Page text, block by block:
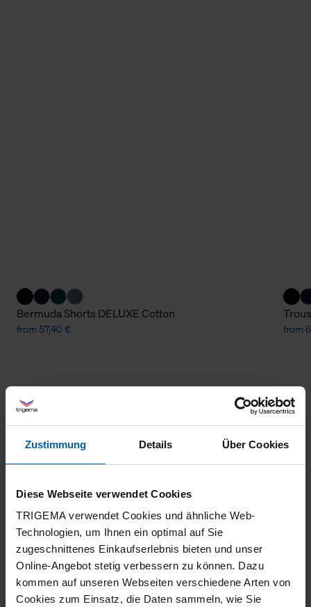
Zustimmung Details Über Cookies
Diese Webseite verwendet Cookies
TRIGEMA verwendet Cookies und ähnliche Web-
Technologien, um Ihnen ein optimal auf Sie
zugeschnittenes Einkaufserlebnis bieten und unser
Online-Angebot stetig verbessern zu können. Dazu
kommen auf unseren Webseiten verschiedene Arten von
Cookies zum Einsatz, die Daten sammeln, wie Sie
Bermuda Shorts DELUXE Cotton
from 57,40 € from
climate-neutral
shipping
Family business